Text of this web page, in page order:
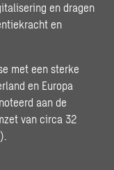
en dragen
en
met een sterke
en Europa
aan de
van circa 32